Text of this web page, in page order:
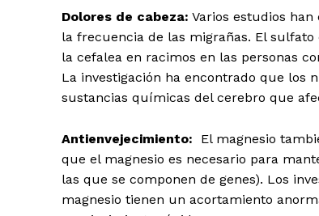
Dolores de cabeza: Varios estudios
la frecuencia de las migrañas. El
la cefalea en racimos en las personas
La investigación ha encontrado que los
sustancias químicas del cerebro que
Antienvejecimiento: El magnesio
que el magnesio es necesario para
las que se componen de genes). Los
magnesio tienen un acortamiento